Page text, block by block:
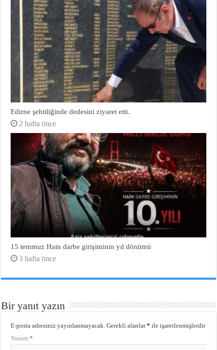
Edirne şehitliğinde dedesini ziyaret etti.
2 hafta önce
15 temmuz Hain darbe girişiminin yıl dönümü
3 hafta önce
Bir yanıt yazın
E-posta adresiniz yayınlanmayacak. Gerekli alanlar* ile işaretlenmişlerdir
Yorum*